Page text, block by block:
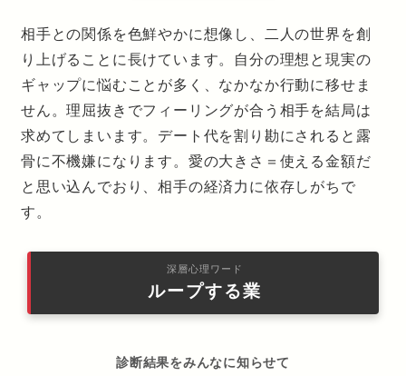
相手との関係を色鮮やかに想像し、二人の世界を創
り上げることに長けています。自分の理想と現実の
ギャップに悩むことが多く、なかなか行動に移せま
せん。理屈抜きでフィーリングが合う相手を結局は
求めてしまいます。デート代を割り勘にされると露
骨に不機嫌になります。愛の大きさ＝使える金額だ
と思い込んでおり、相手の経済力に依存しがちで
す。
深層心理ワード
ループする業
診断結果をみんなに知らせて